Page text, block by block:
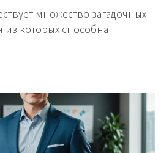
множество загадочных
из которых способна